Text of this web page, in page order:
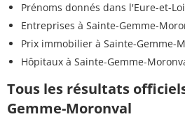
Prénoms donnés dans l'Eure-et-
Entreprises à Sainte-Gemme-
Prix immobilier à Sainte-Gemme-
Hôpitaux à Sainte-Gemme-
Tous les résultats
Gemme-Moronval